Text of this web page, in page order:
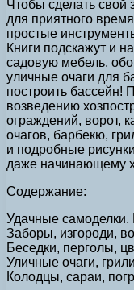
Чтобы сделать свой
для приятного
простые
Книги подскажут и
садовую мебель,
уличные очаги для
построить бассейн!
возведению
ограждений, ворот,
очагов, барбекю,
и подробные
даже начинающему
Содержание:
Удачные
Заборы, изгороди,
Беседки, перголы,
Уличные очаги,
Колодцы, сараи,